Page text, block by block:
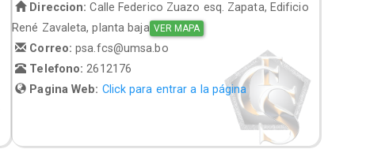
Direccion: Calle Federico Zuazo esq. Zapata, Edificio
René Zavaleta, planta baja VER MAPA
Correo:psa.fcs@umsa.bo
Telefono: 2612176
Pagina Web: Click para entrar a la página